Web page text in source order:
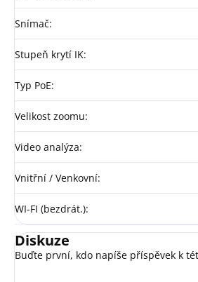
Snímač:
Stupeň krytí IK:
Typ PoE:
Velikost zoomu:
Video analýza:
Vnitřní / Venkovní:
WI-FI (bezdrát.):
Diskuze
Buďte první, kdo napíše příspěvek k